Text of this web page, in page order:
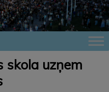
skola uzņem